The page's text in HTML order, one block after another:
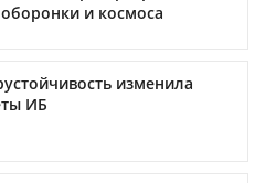
и космоса
изменила
ИБ